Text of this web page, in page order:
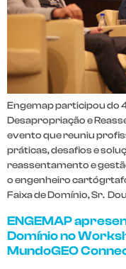
Engemap participou do
Desapropriação e
evento que reuniu
práticas, desafios e
reassentamento e
o engenheiro
Faixa de Domínio, Sr.
ENGEMAP
Domínio no
MundoGEO